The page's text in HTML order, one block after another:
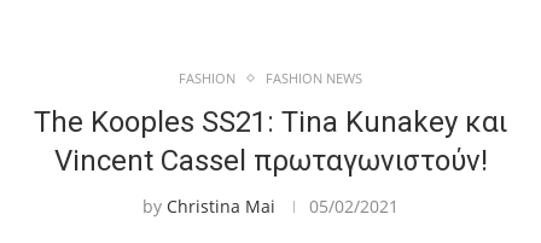
FASHION FASHION NEWS
The Kooples SS21: Tina Kunakey και
Vincent Cassel πρωταγωνιστούν!
by Christina Mai 05/02/2021